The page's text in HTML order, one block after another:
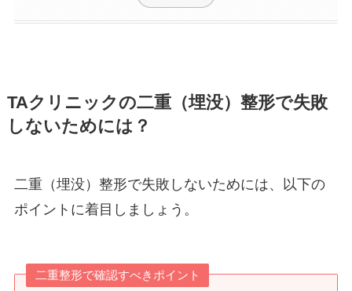
TAクリニックの二重（埋没）整形で失敗
しないためには？
二重（埋没）整形で失敗しないためには、以下の
ポイントに着目しましょう。
二重整形で確認すべきポイント